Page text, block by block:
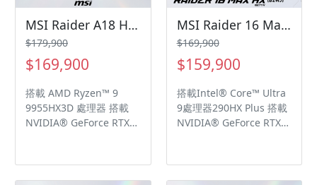
1000 認證, IPS等級面板
鎂鋁合金材質打造質感機
身 SteelSeries 獨家打造
Cherry單鍵RGB超薄機械
式鍵盤 Mystic Light 無邊
散熱設計，獨立PCIe Gen
5 SSD散熱導管 99.9Whr
超大容量電池 雙
線視訊鏡頭，具備
Webcam 隱私遮罩設計
90Whr 大容量電池 纖薄
設計 16.65mm, 極致輕巧
1.99kg (*筆電最薄處僅
擎針對使用情境自動調整
系統設定，實現最佳效能
表現 Windows 11 Pro
MSI Raider A18 HX A9WJG-043TW 微星旗艦電競筆電/R9-9955HX3D/RTX5090 24G/64GB DDR5/2TB PCIe/18吋 UHD+ MiniLED 120Hz/W11/全彩RGB背光鍵盤
$179,900
$169,900
搭載 AMD Ryzen™ 9
9955HX3D 處理器 搭載
NVIDIA® GeForce RTX™
支援NVIDIA Blackwell架
構, DLSS 4與Max-Q技術
MSI Raider 16 Max HX B2WJ-027TW 微星旗艦電競筆電/Ultra 9-290HX Plus/RTX5090 24G/32GB DDR5/2TB PCIe/16吋 QHD+ OLED 240Hz/W11/單鍵RGB背光鍵盤🎈送保護套/滑鼠墊/鍵盤膜🎈
$169,900
$159,900
搭載Intel® Core™ Ultra
9處理器290HX Plus 搭載
NVIDIA® GeForce RTX™
NVIDIA Blackwell架構、
DLSS 4及 Max-Q 技術 16